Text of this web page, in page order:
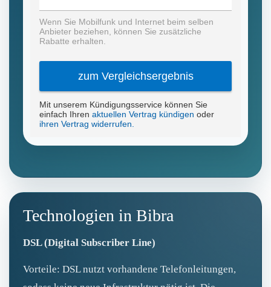
Technologien in Bibra
DSL (Digital Subscriber Line)
Vorteile: DSL nutzt vorhandene Telefonleitungen,